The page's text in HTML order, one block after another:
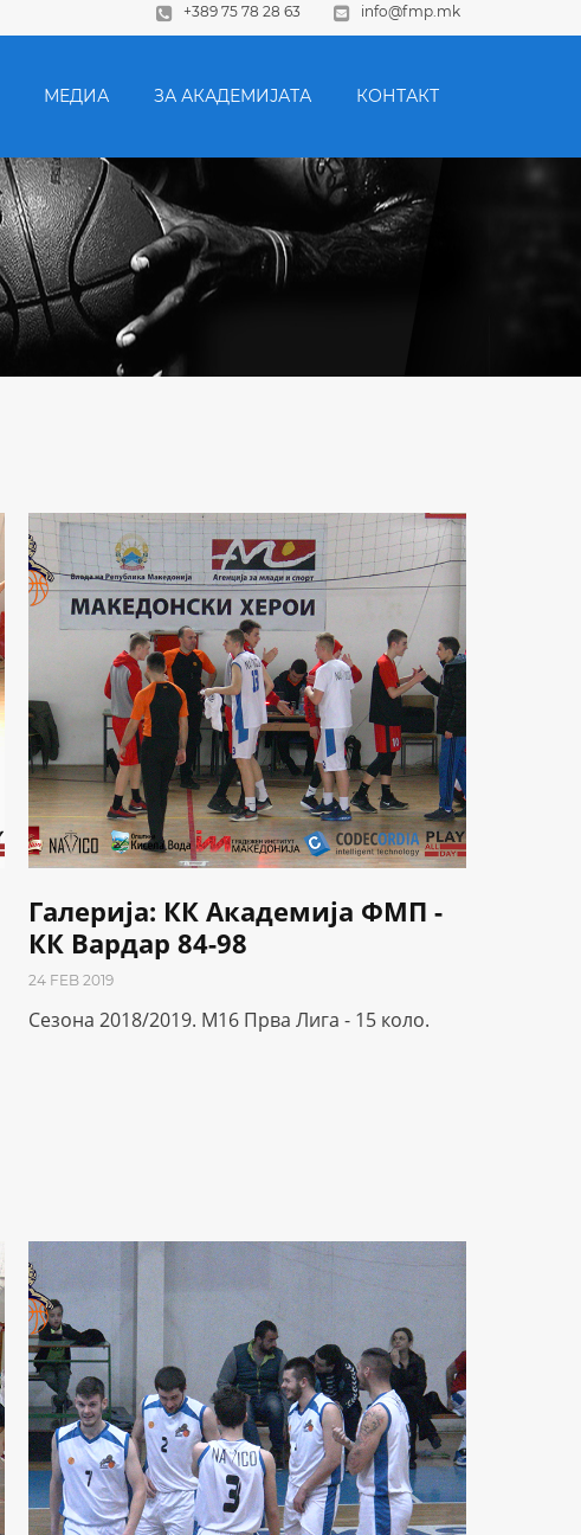
+389 75 78 28 63 info@fmp.mk
МЕДИА ЗА АКАДЕМИЈАТА КОНТАКТ
Галерија: КК Академија ФМП -
КК Вардар 84-98
24 FEB 2019
Сезона 2018/2019. М16 Прва Лига - 15 коло.